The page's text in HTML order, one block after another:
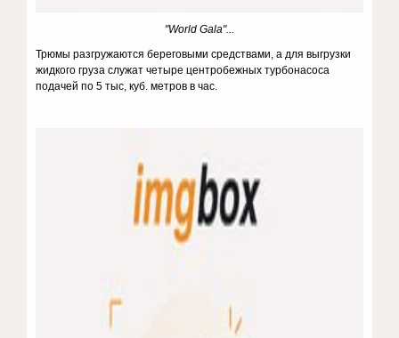
"World Gala"...
Трюмы разгружаются береговыми средствами, а для выгрузки
жидкого груза служат четыре центробежных турбонасоса
подачей по 5 тыс, куб. метров в час.